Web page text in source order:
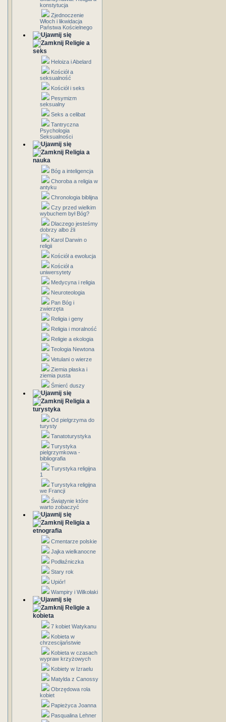
konstytucja
Zjednoczenie
Włoch i likwidacja
Państwa Kościelnego
Religie a
seks
Heloiza i Abelard
Kościół a
seksualność
Kościół i seks
Pesymizm
seksualny
Seks a celibat
Tantryczna
Psychologia
Seksualności
Religia a
nauka
Bóg a inteligencja
Choroba a religia w
antyku
Chronologia biblijna
Czy przed wielkim
wybuchem był Bóg?
Dlaczego jesteśmy
dobrzy albo źli
Karol Darwin o
religii
Kościół a ewolucja
Kościół a
uniwersytety
Medycyna i religia
Neuroteologia
Pan Bóg i
zwierzęta
Religia i geny
Religia i moralność
Religie a ekologia
Teologia Newtona
Vetulani o wierze
Ziemia płaska i
ziemia pusta
Śmierć duszy
Religia a
turystyka
Od pielgrzyma do
turysty
Tanatoturystyka
Turystyka
pielgrzymkowa -
bibliografia
Turystyka religijna
1
Turystyka religijna
we Francji
Świątynie które
warto zobaczyć
Religia a
etnografia
Cmentarze polskie
Jajka wielkanocne
Podłaźniczka
Stary rok
Upiór!
Wampiry i Wilkołaki
Religie a
kobieta
7 kobiet Watykanu
Kobieta w
chrzescijaństwie
Kobieta w czasach
wypraw krzyżowych
Kobiety w Izraelu
Matylda z Canossy
Obrzędowa rola
kobiet
Papieżyca Joanna
Pasqualina Lehner